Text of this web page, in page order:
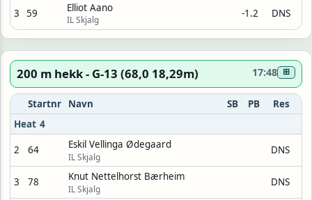
3 59 Elliot Aano
IL Skjalg
-1.2 DNS
200 m hekk - G-13 (68,0 18,29m) 17:48 ⊞
Startnr Navn SB PB
Res
Heat 4
2 64 Eskil Vellinga Ødegaard
IL Skjalg
DNS
3 78 Knut Nettelhorst Bærheim
IL Skjalg
DNS